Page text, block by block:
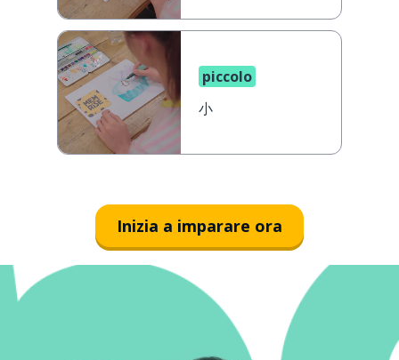
piccolo
小
Inizia a imparare ora